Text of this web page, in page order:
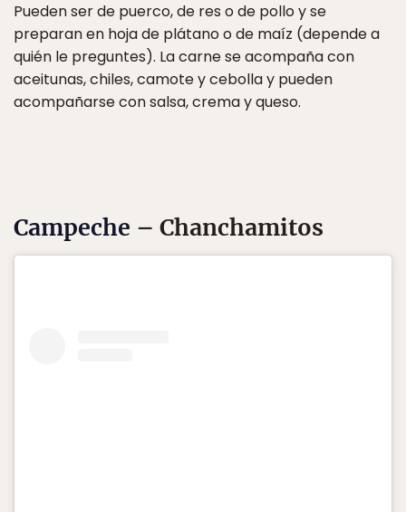
Pueden ser de puerco, de res o de pollo y se
preparan en hoja de plátano o de maíz (depende a
quién le preguntes). La carne se acompaña con
aceitunas, chiles, camote y cebolla y pueden
acompañarse con salsa, crema y queso.
Campeche – Chanchamitos